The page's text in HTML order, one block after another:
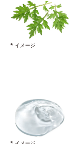
* イメージ